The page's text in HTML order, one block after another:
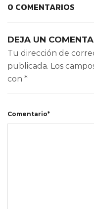
0 COMENTARIOS
DEJA UN
Tu dirección de
publicada. Los
con *
Comentario*